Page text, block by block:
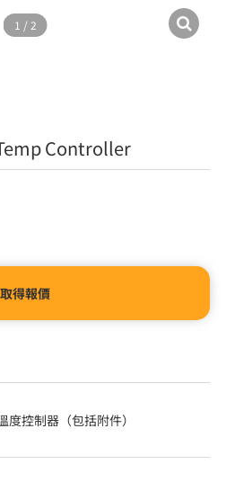
1 / 2
Controller
取得報價
度控制器（包括附件）